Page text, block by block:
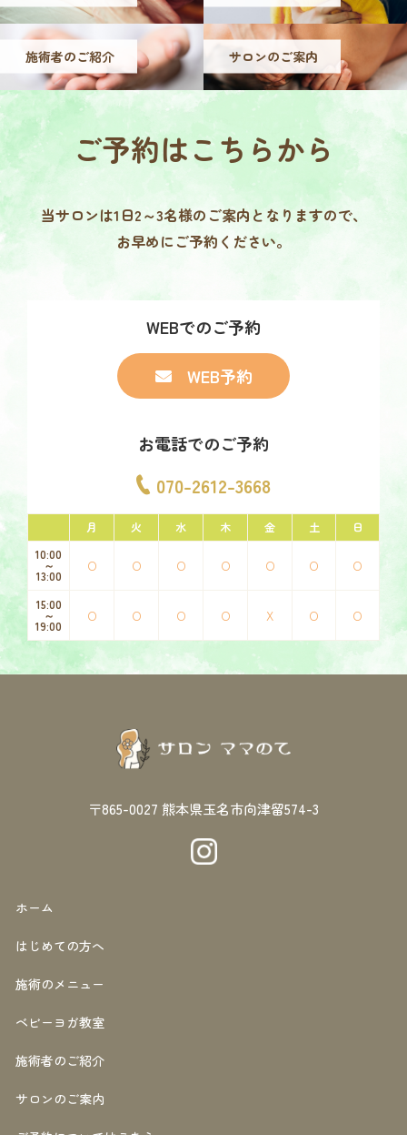
施術者のご紹介 サロンのご案内
ご予約はこちらから
当サロンは1日2～3名様の ご案内となりますので、
お早めにご予約ください。
WEBでのご予約
WEB予約
お電話でのご予約
070-2612-3668
月 火 水 木 金 土
日
10:00
～
13:00
O O O O O O O
15:00
～
19:00
O O O O X O O
〒865-0027 熊本県玉名市向津留574-3
ホーム
はじめての方へ
施術のメニュー
ベビーヨガ教室
施術者のご紹介
サロンのご案内